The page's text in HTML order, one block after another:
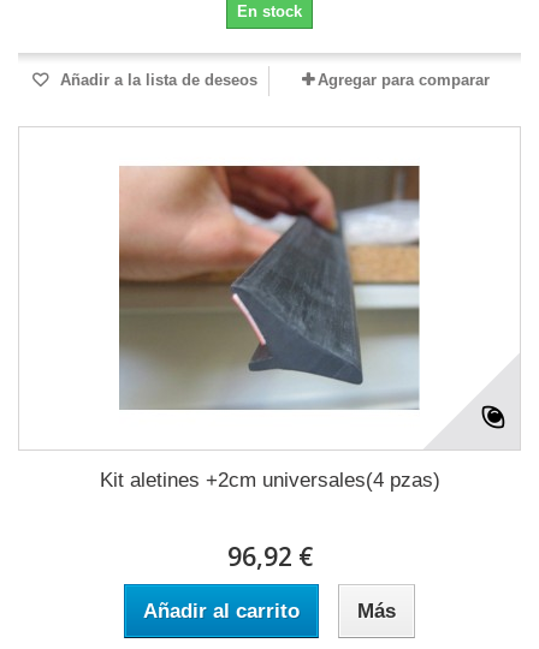
En stock
Añadir a la lista de deseos Agregar para comparar
Kit aletines +2cm universales(4 pzas)
96,92 €
Añadir al carrito Más